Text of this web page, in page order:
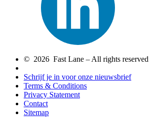
© 2026 Fast Lane – All rights reserved
Schrijf je in voor onze nieuwsbrief
Terms & Conditions
Privacy Statement
Contact
Sitemap